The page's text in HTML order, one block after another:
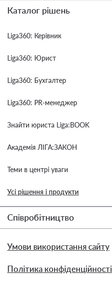
Каталог рішень
Liga360: Керівник
Liga360: Юрист
Liga360: Бухгалтер
Liga360: PR-менеджер
Знайти юриста Liga:BOOK
Академія ЛІГА:ЗАКОН
Теми в центрі уваги
Усі рішення і продукти
Співробітництво
Умови використання сайту
Політика конфіденційності